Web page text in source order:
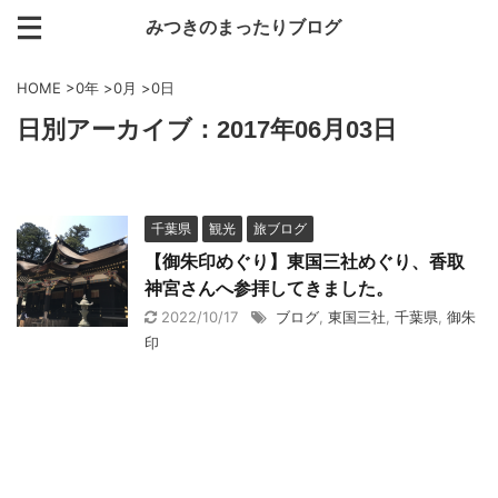
みつきのまったりブログ
HOME >0年 >0月 >0日
日別アーカイブ：2017年06月03日
千葉県 観光 旅ブログ
【御朱印めぐり】東国三社めぐり、香取
神宮さんへ参拝してきました。
2022/10/17 ブログ 東国三社 千葉県 御朱
印